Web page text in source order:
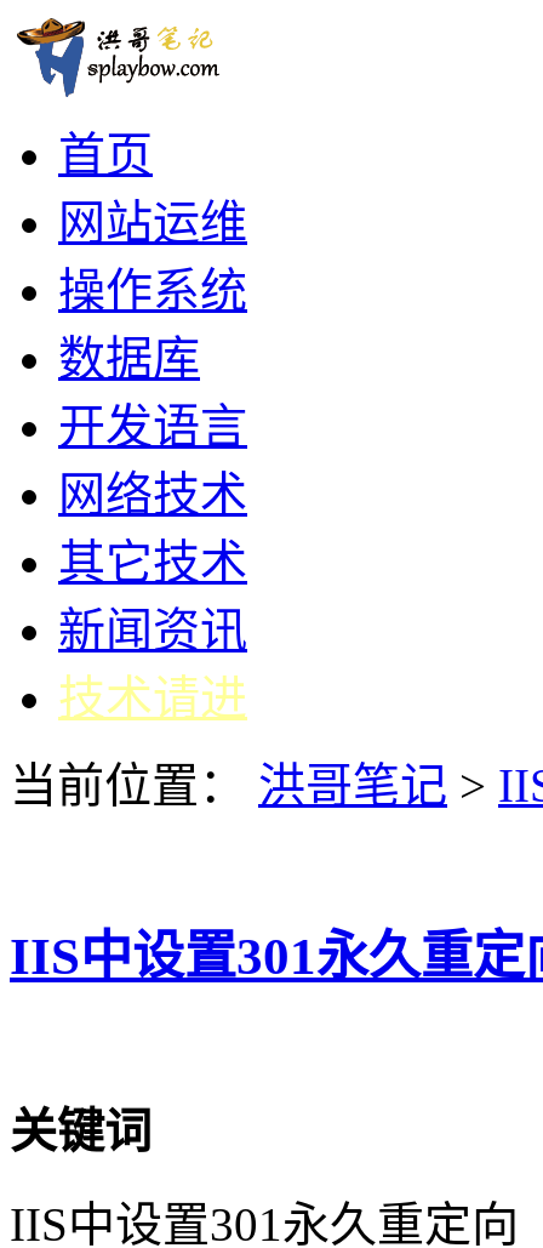
首页
网站运维
操作系统
数据库
开发语言
网络技术
其它技术
新闻资讯
技术请进
当前位置：
洪哥笔记 >
IIS中设置301永久重定
关键词
IIS中设置301永久重定向